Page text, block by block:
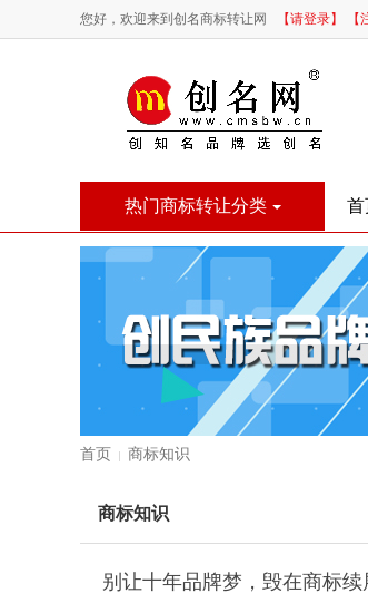
您好，欢迎来到创名商标转让网 【请登录】 【
热门商标转让分类 首
首页 | 商标知识
商标知识
别让十年品牌梦，毁在商标续